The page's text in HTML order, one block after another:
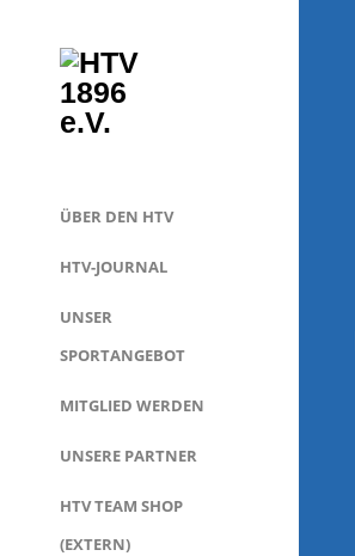
ÜBER DEN HTV
HTV-JOURNAL
UNSER
SPORTANGEBOT
MITGLIED WERDEN
UNSERE PARTNER
HTV TEAM SHOP
(EXTERN)